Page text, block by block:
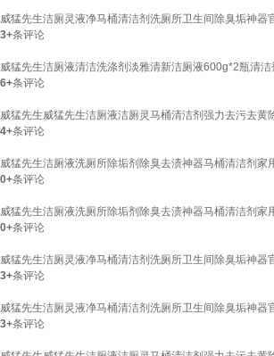
威猛先生洁厕灵液净马桶清洁剂洗厕所卫生间除臭垢神
3+条评论
威猛先生洁厕液清洁洗涤剂淡雅清新洁厕液600g*2瓶清
6+条评论
威猛先生威猛先生洁厕液洁厕灵马桶清洁剂强力去污去
4+条评论
威猛先生洁厕液洗厕所除垢剂除臭去渍神器马桶清洁剂家
0+条评论
威猛先生洁厕液洗厕所除垢剂除臭去渍神器马桶清洁剂家
0+条评论
威猛先生洁厕灵液净马桶清洁剂洗厕所卫生间除臭垢神
3+条评论
威猛先生洁厕灵液净马桶清洁剂洗厕所卫生间除臭垢神
3+条评论